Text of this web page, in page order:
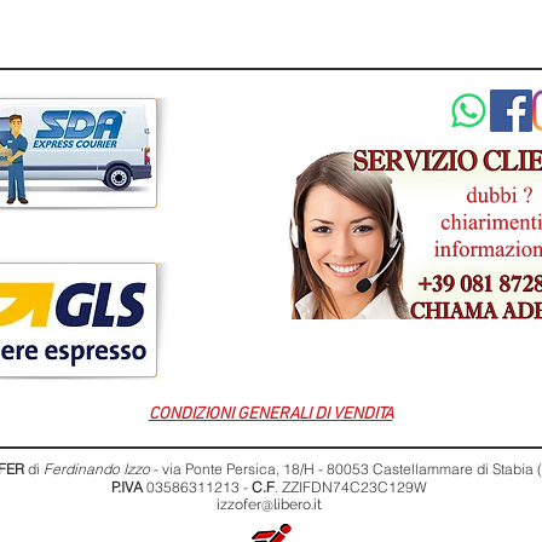
CONDIZIONI GENERALI DI VENDITA
di Ferdinando Izzo - via Ponte Persica, 18/H - 80053 Castellammare di Stabia
P.IVA03586311213 - C.F. ZZIFDN74C23C129W
izzofer@libero.it